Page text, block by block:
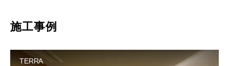
施工事例
TERRA